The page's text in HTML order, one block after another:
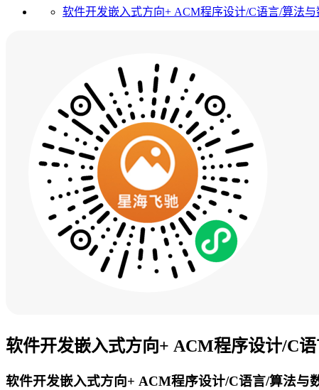
软件开发嵌入式方向+ ACM程序设计/C语言/算法
软件开发嵌入式方向+ ACM程序设计/C
软件开发嵌入式方向+ ACM程序设计/C语言/算法与